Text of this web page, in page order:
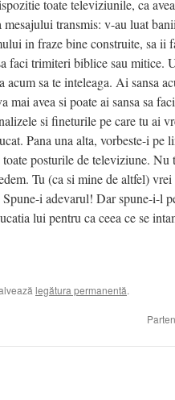
toate televiziunile, ca
transmis: v-au luat
in fraze bine construite, sa ii
faci trimiteri biblice sau mitice.
sa te inteleaga. Ai sansa
avea si poate ai sansa sa
si fineturile pe care tu ai
Pana una alta, vorbeste-i pe
posturile de televiziune. Nu
Tu (ca si mine de altfel) vrei
i adevarul! Dar spune-i-l
lui pentru ca ceea ce se
legătura permanentă.